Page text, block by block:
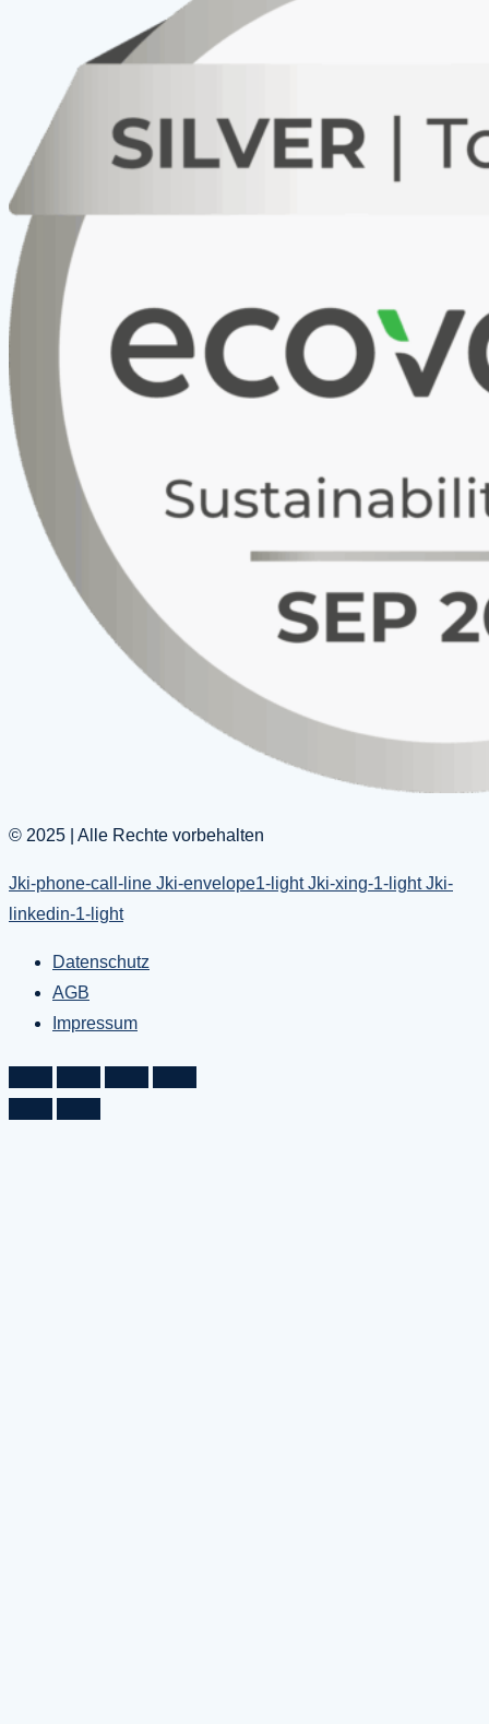
© 2025 | Alle Rechte vorbehalten
Jki-phone-call-line Jki-envelope1-light Jki-xing-1-light Jki-
linkedin-1-light
Datenschutz
AGB
Impressum